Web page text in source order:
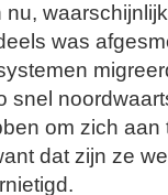
was
snel
om zich
dat zijn ze